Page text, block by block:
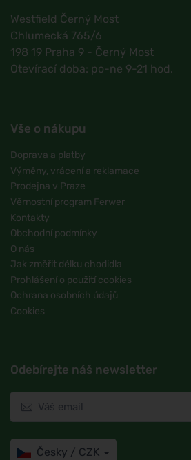
Westfield Černý Most
Chlumecká 765/6
198 19 Praha 9 - Černý Most
Otevírací doba: po-ne 9-21 hod.
Vše o nákupu
Doprava a platby
Výměny, vrácení a reklamace
Prodejna v Praze
Věrnostní program Ferwer
Kontakty
Obchodní podmínky
O nás
Jak změřit délku chodidla
Prohlášení o použití cookies
Ochrana osobních údajů
Cookies
Odebírejte náš newsletter
Česky / CZK